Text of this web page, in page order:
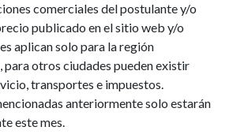
comerciales del postulante y/o
publicado en el sitio web y/o
aplican solo para la región
otros ciudades pueden existir
transportes e impuestos.
anteriormente solo estarán
este mes.